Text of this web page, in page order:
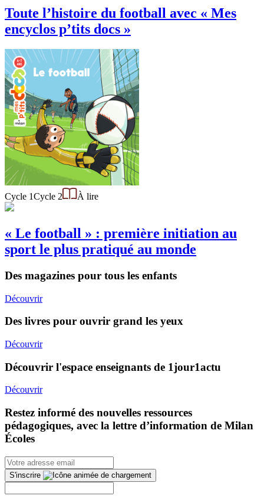
Toute l’histoire du football avec « Mes
encyclos p’tits docs »
Cycle 1Cycle 2 À lire
« Le football » : première initiation au
sport le plus pratiqué au monde
Des magazines pour tous les enfants
Découvrir
Des livres pour ouvrir grand les yeux
Découvrir
Découvrir l'espace enseignants de 1jour1actu
Découvrir
Restez informé des nouvelles ressources
pédagogiques, avec la lettre d’information de Milan
Écoles
S'inscrire